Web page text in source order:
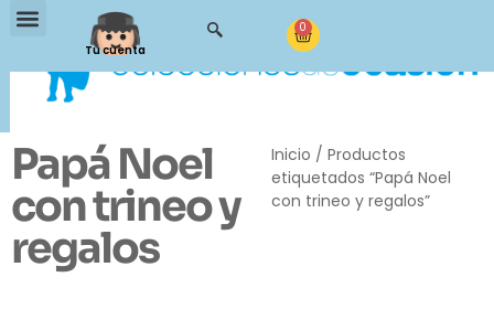
Tu cuenta
0
Papá Noel
con trineo y
regalos
Inicio / Productos
etiquetados “Papá Noel
con trineo y regalos”